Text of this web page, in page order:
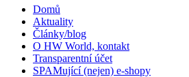
Domů
Aktuality
Články/blog
O HW World, kontakt
Transparentní účet
SPAMující (nejen) e-shopy